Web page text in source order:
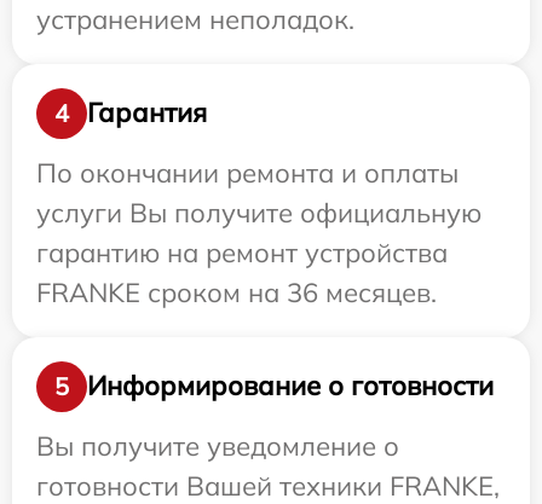
устранением неполадок.
4
Гарантия
По окончании ремонта и оплаты
услуги Вы получите официальную
гарантию на ремонт устройства
FRANKE сроком на 36 месяцев.
5
Информирование о готовности
Вы получите уведомление о
готовности Вашей техники FRANKE,